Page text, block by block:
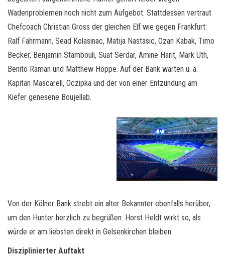
Wadenproblemen noch nicht zum Aufgebot. Stattdessen vertraut
Chefcoach Christian Gross der gleichen Elf wie gegen Frankfurt:
Ralf Fährmann, Sead Kolasinac, Matija Nastasic, Ozan Kabak, Timo
Becker, Benjamin Stambouli, Suat Serdar, Amine Harit, Mark Uth,
Benito Raman und Matthew Hoppe. Auf der Bank warten u. a.
Kapitän Mascarell, Oczipka und der von einer Entzündung am
Kiefer genesene Boujellab.
Von der Kölner Bank strebt ein alter Bekannter ebenfalls herüber,
um den Hunter herzlich zu begrüßen: Horst Heldt wirkt so, als
würde er am liebsten direkt in Gelsenkirchen bleiben.
Disziplinierter Auftakt